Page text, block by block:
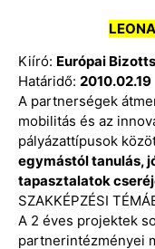
Kiíró: Európai
Határidő: 2010.02.19
A partnerségek
mobilitás és az
pályázattípusok
egymástól tanulás,
tapasztalatok
SZAKKÉPZÉSI
A 2 éves projektek
partnerintézményei